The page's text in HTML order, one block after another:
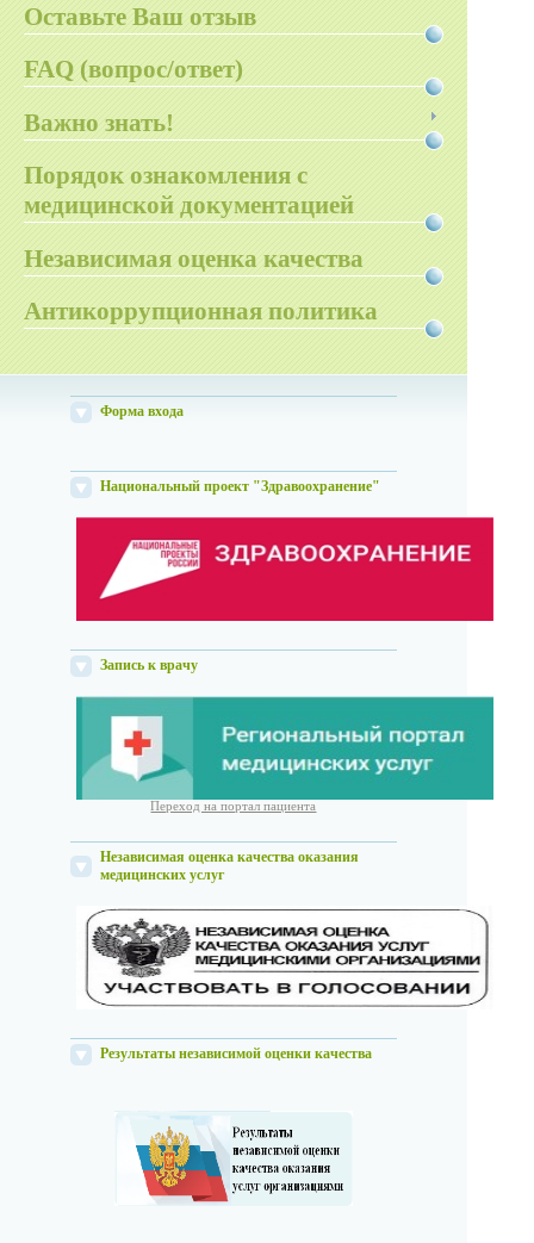
Оставьте Ваш отзыв
FAQ (вопрос/ответ)
Важно знать!
Порядок ознакомления с
медицинской документацией
Независимая оценка качества
Антикоррупционная политика
Форма входа
Национальный проект "Здравоохранение"
Запись к врачу
Переход на портал пациента
Независимая оценка качества оказания
медицинских услуг
Результаты независимой оценки качества